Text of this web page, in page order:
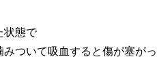
状態で
みついて吸血すると傷が塞が